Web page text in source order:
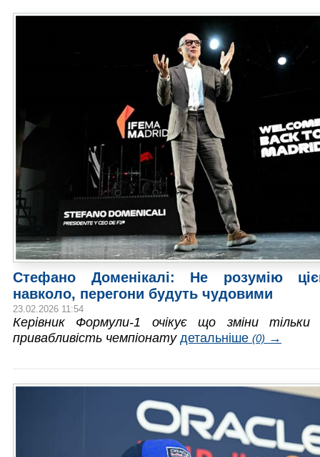
Стефано Доменікалі: Не розумію
навколо, перегони будуть чудовими
23.02.2026 11:54
Керівник Формули-1 очікує що зміни
привабливість чемпіонату детальніше (0) →